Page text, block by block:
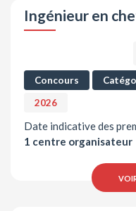
Ingénieur en
Concours
2026
Date indicative des
1 centre organisateur